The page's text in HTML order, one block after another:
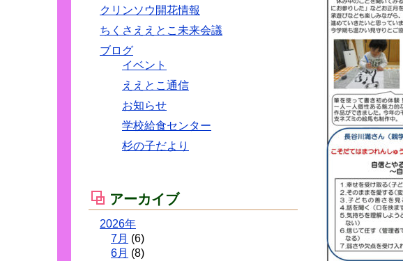
クリンソウ開花情報
ちくさええとこ未来会議
ブログ
イベント
ええとこ通信
お知らせ
学校給食センター
杉の子だより
アーカイブ
2026年
7月 (6)
6月 (8)